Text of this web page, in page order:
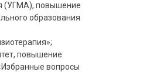
(УГМА), повышение
образования
повышение
вопросы